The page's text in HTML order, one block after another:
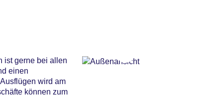
ist gerne bei allen
einen
wird am
können zum